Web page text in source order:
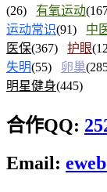
(26) 有氧运动
运动常识(91) 中
医保(367) 护眼
失明(55) 卵巢
明星健身(445)
合作QQ:
Email: